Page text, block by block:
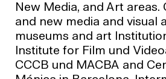
New Media, and Art
and new media and visual
museums and art
Institute for Film und
CCCB und MACBA and